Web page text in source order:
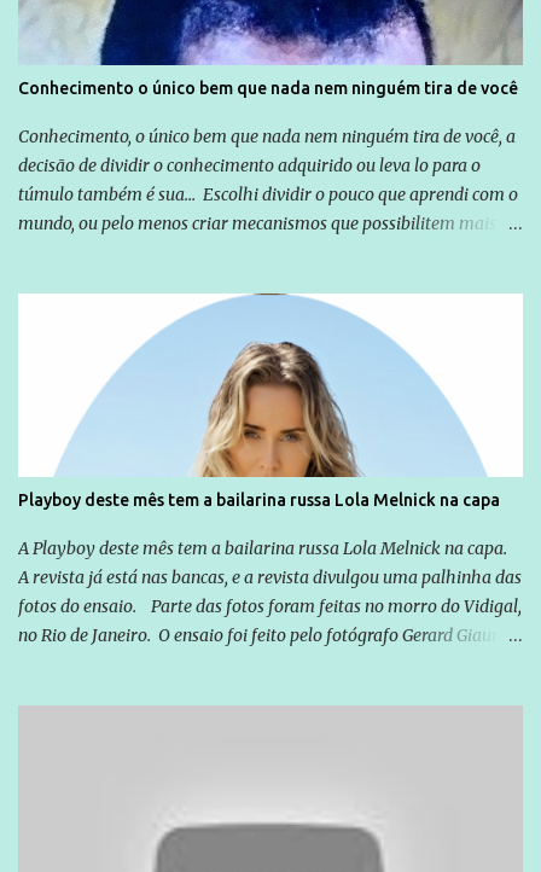
Conhecimento o único bem que nada nem ninguém tira de você
Conhecimento, o único bem que nada nem ninguém tira de você, a
decisão de dividir o conhecimento adquirido ou leva lo para o
túmulo também é sua... Escolhi dividir o pouco que aprendi com o
mundo, ou pelo menos criar mecanismos que possibilitem mais e
empreendedor da comunicação, que além de informação
cotidiana, corriqueira e cada vez mais preocupantes, do tipo que
você já esta acostumado a ver neste espaço, vou trabalhar a ideia
que possibilite distribuir não só informações, mas que gere de
forma consistente a riqueza do conhecimento... Exemplo: o
cidadão brasileiro não precisa só ser informado sobre operações
da Lava Jato, Reformas que podem retirar ou não direitos, ou
quem vai ser preso ou não; é preciso levar até as pessoas, do mais
simples ao mais burguês, o que diz a nossa Constituição, quais são
seus direitos e deveres em ...
Playboy deste mês tem a bailarina russa Lola Melnick na capa
A Playboy deste mês tem a bailarina russa Lola Melnick na capa.
A revista já está nas bancas, e a revista divulgou uma palhinha das
fotos do ensaio. Parte das fotos foram feitas no morro do Vidigal,
no Rio de Janeiro. O ensaio foi feito pelo fotógrafo Gerard Giaume